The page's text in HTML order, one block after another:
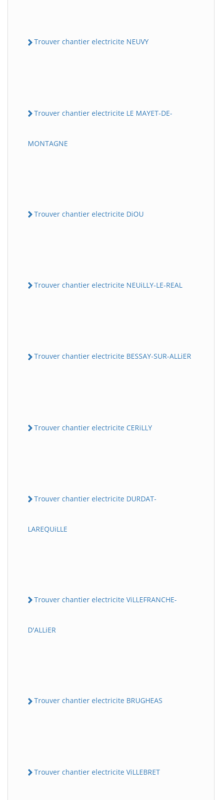
Trouver chantier electricite NEUVY
Trouver chantier electricite LE MAYET-DE-
MONTAGNE
Trouver chantier electricite DiOU
Trouver chantier electricite NEUiLLY-LE-REAL
Trouver chantier electricite BESSAY-SUR-ALLiER
Trouver chantier electricite CERiLLY
Trouver chantier electricite DURDAT-
LAREQUiLLE
Trouver chantier electricite ViLLEFRANCHE-
D'ALLiER
Trouver chantier electricite BRUGHEAS
Trouver chantier electricite ViLLEBRET